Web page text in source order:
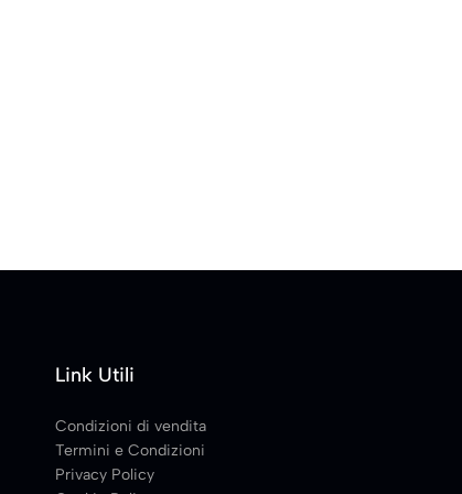
Link Utili
Condizioni di vendita
Termini e Condizioni
Privacy Policy